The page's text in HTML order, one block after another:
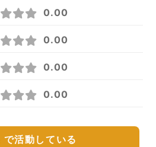
0.00
0.00
0.00
0.00
で活動している